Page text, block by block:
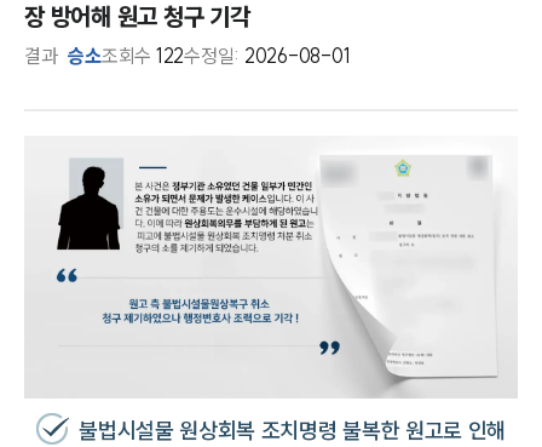
장 방어해 원고 청구 기각
결과 승소조회수 122수정일: 2026-08-01
불법시설물 원상회복 조치명령 불복한 원고로 인해